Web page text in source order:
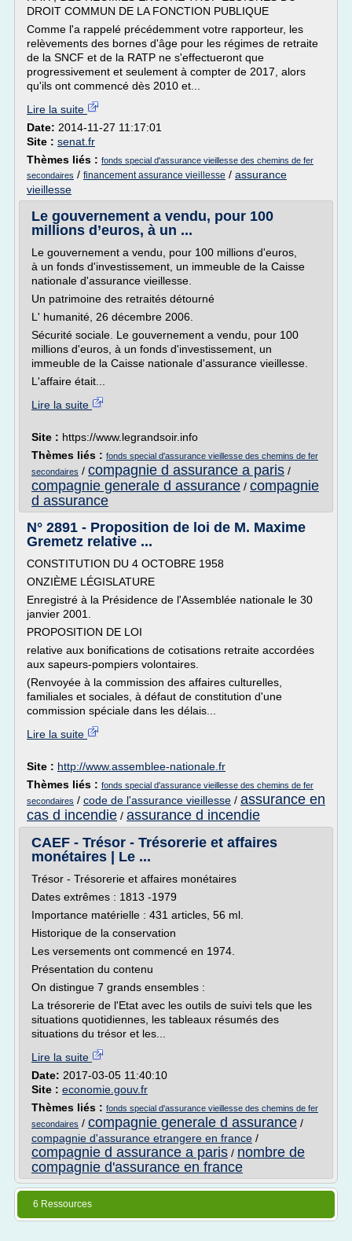
DROIT COMMUN DE LA FONCTION PUBLIQUE
Comme l'a rappelé précédemment votre rapporteur, les
relèvements des bornes d'âge pour les régimes de retraite
de la SNCF et de la RATP ne s'effectueront que
progressivement et seulement à compter de 2017, alors
qu'ils ont commencé dès 2010 et...
Lire la suite
Date: 2014-11-27 11:17:01
Site : senat.fr
Thèmes liés : fonds special d'assurance vieillesse des chemins de fer
secondaires / financement assurance vieillesse / assurance
vieillesse
Le gouvernement a vendu, pour 100
millions d’euros, à un ...
Le gouvernement a vendu, pour 100 millions d'euros,
à un fonds d'investissement, un immeuble de la Caisse
nationale d'assurance vieillesse.
Un patrimoine des retraités détourné
L' humanité, 26 décembre 2006.
Sécurité sociale. Le gouvernement a vendu, pour 100
millions d'euros, à un fonds d'investissement, un
immeuble de la Caisse nationale d'assurance vieillesse.
L'affaire était...
Lire la suite
Site : https://www.legrandsoir.info
Thèmes liés : fonds special d'assurance vieillesse des chemins de fer
secondaires / compagnie d assurance a paris /
compagnie generale d assurance / compagnie
d assurance
N° 2891 - Proposition de loi de M. Maxime
Gremetz relative ...
CONSTITUTION DU 4 OCTOBRE 1958
ONZIÈME LÉGISLATURE
Enregistré à la Présidence de l'Assemblée nationale le 30
janvier 2001.
PROPOSITION DE LOI
relative aux bonifications de cotisations retraite accordées
aux sapeurs-pompiers volontaires.
(Renvoyée à la commission des affaires culturelles,
familiales et sociales, à défaut de constitution d'une
commission spéciale dans les délais...
Lire la suite
Site : http://www.assemblee-nationale.fr
Thèmes liés : fonds special d'assurance vieillesse des chemins de fer
secondaires / code de l'assurance vieillesse / assurance en
cas d incendie / assurance d incendie
CAEF - Trésor - Trésorerie et affaires
monétaires | Le ...
Trésor - Trésorerie et affaires monétaires
Dates extrêmes : 1813 -1979
Importance matérielle : 431 articles, 56 ml.
Historique de la conservation
Les versements ont commencé en 1974.
Présentation du contenu
On distingue 7 grands ensembles :
La trésorerie de l'Etat avec les outils de suivi tels que les
situations quotidiennes, les tableaux résumés des
situations du trésor et les...
Lire la suite
Date: 2017-03-05 11:40:10
Site : economie.gouv.fr
Thèmes liés : fonds special d'assurance vieillesse des chemins de fer
secondaires / compagnie generale d assurance /
compagnie d'assurance etrangere en france /
compagnie d assurance a paris / nombre de
compagnie d'assurance en france
6 Ressources